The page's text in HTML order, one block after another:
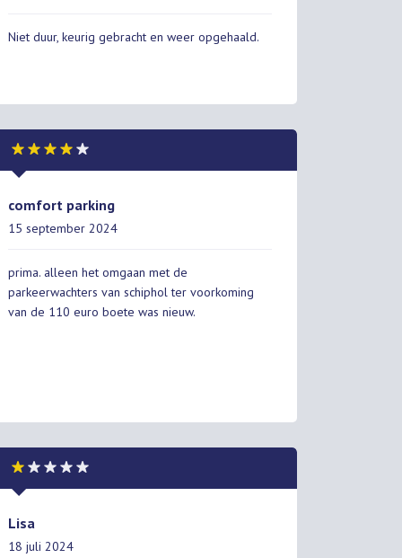
Niet duur, keurig gebracht en weer opgehaald.
comfort parking
15 september 2024
prima. alleen het omgaan met de
parkeerwachters van schiphol ter voorkoming
van de 110 euro boete was nieuw.
Lisa
18 juli 2024